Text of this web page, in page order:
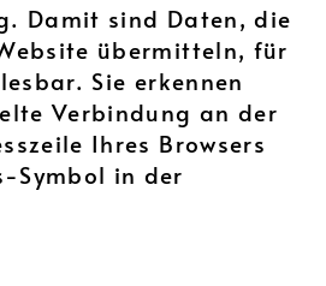
Damit sind Daten, die
übermitteln, für
Sie erkennen
Verbindung an der
Ihres Browsers
Symbol in der